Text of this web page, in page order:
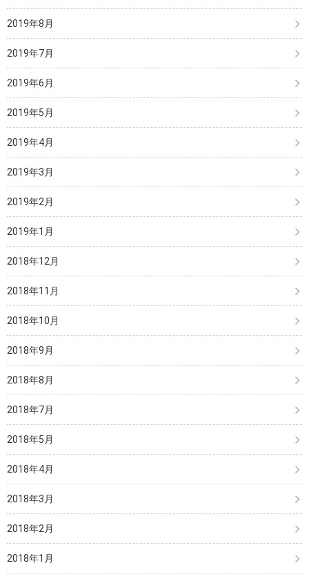
2019年8月
2019年7月
2019年6月
2019年5月
2019年4月
2019年3月
2019年2月
2019年1月
2018年12月
2018年11月
2018年10月
2018年9月
2018年8月
2018年7月
2018年5月
2018年4月
2018年3月
2018年2月
2018年1月